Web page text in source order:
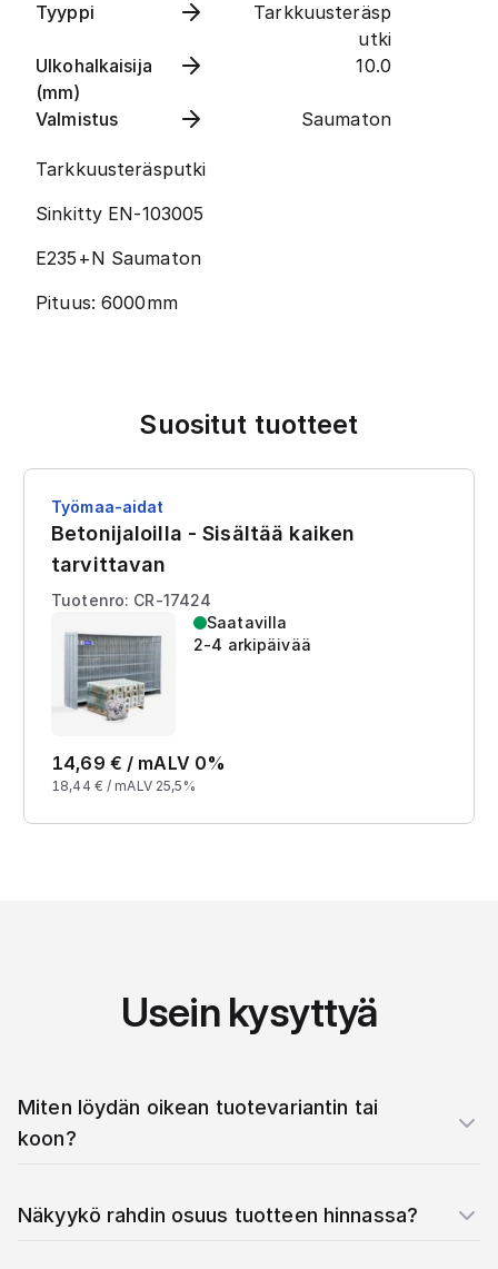
Tyyppi
Tarkkuusteräsp
utki
Ulkohalkaisija
(mm)
10.0
Valmistus Saumaton
Tarkkuusteräsputki
Sinkitty EN-103005
E235+N Saumaton
Pituus: 6000mm
Suositut tuotteet
Työmaa-aidat
Betonijaloilla - Sisältää kaiken
tarvittavan
Tuotenro: CR-17424
Saatavilla
2-4 arkipäivää
14,69 € / mALV 0%
18,44 € / mALV 25,5%
Usein kysyttyä
Miten löydän oikean tuotevariantin tai
koon?
Näkyykö rahdin osuus tuotteen hinnassa?